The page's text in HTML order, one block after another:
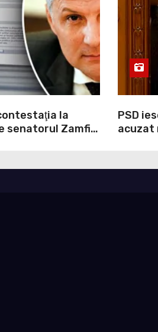
la
senatorul Zamfir
PSD
acuzat